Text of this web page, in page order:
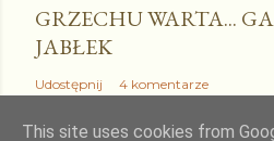
GRZECHU WARTA...
JABŁEK
Udostępnij 4 komentarze
This site uses cookies from